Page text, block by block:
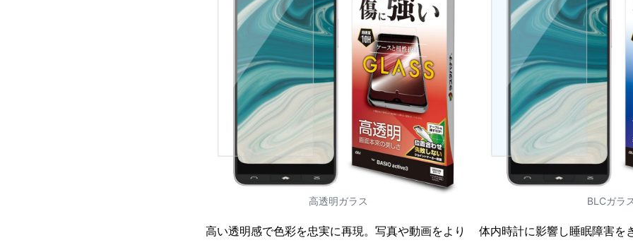
高透明ガラス
高い透明感で色彩を忠実に再現。写真や動画をより
BLCガラ
体内時計に影響し睡眠障害を